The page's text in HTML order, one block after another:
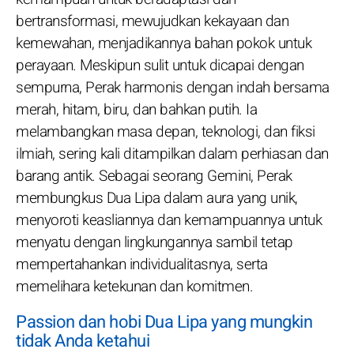
bertransformasi, mewujudkan kekayaan dan
kemewahan, menjadikannya bahan pokok untuk
perayaan. Meskipun sulit untuk dicapai dengan
sempurna, Perak harmonis dengan indah bersama
merah, hitam, biru, dan bahkan putih. Ia
melambangkan masa depan, teknologi, dan fiksi
ilmiah, sering kali ditampilkan dalam perhiasan dan
barang antik. Sebagai seorang Gemini, Perak
membungkus Dua Lipa dalam aura yang unik,
menyoroti keasliannya dan kemampuannya untuk
menyatu dengan lingkungannya sambil tetap
mempertahankan individualitasnya, serta
memelihara ketekunan dan komitmen.
Passion dan hobi Dua Lipa yang mungkin
tidak Anda ketahui